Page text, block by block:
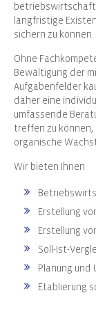
langfristige
sichern zu können.
Ohne
Bewältigung der
Aufgabenfelder
daher eine
umfassende
treffen zu können,
organische
Wir bieten Ihnen
Erstellung
Erstellung
Soll-Ist-
Planung
Etablierung